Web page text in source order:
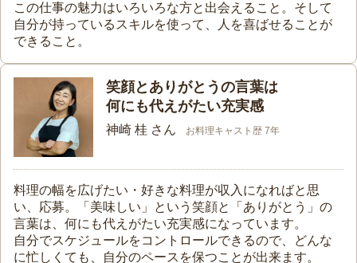
この仕事の魅力はいろいろな方と出会えること。そして
自分が持っているスキルを使って、人を喜ばせることが
できること。
笑顔とありがとうの言葉は
何にも代えがたい充実感
神崎 桂 さん お料理キャスト歴 7年
料理の幅を広げたい・好きな料理が収入になればと思
い、応募。「美味しい」という笑顔と「ありがとう」の
言葉は、何にも代えがたい充実感になっています。
自分でスケジュールをコントロールできるので、どんな
に忙しくても、自分のペースを保つことが出来ます。